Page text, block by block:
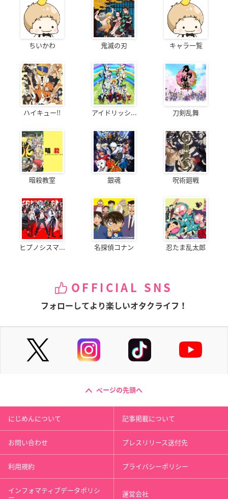
ちいかわ 鬼滅の刃 キャラ一覧
ハイキュー!! アイドリッシ... 刀剣乱舞
暗殺教室 銀魂 呪術廻戦
ヒプノシスマ... 名探偵コナン 忍たま乱太郎
OFFICIAL SNS
フォローしてより楽しいオタクライフ！
ページの先頭へ
にじめんについて 記事掲載について
お問い合わせ プレスリリース送付先
利用規約 プライバシーポリシー
インフォマティブデータポリシ 運営会社